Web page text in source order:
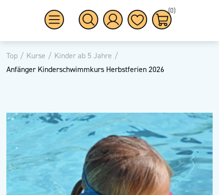
(0)
Top / Kurse / Kinder ab 5 Jahre /
Anfänger Kinderschwimmkurs Herbstferien 2026